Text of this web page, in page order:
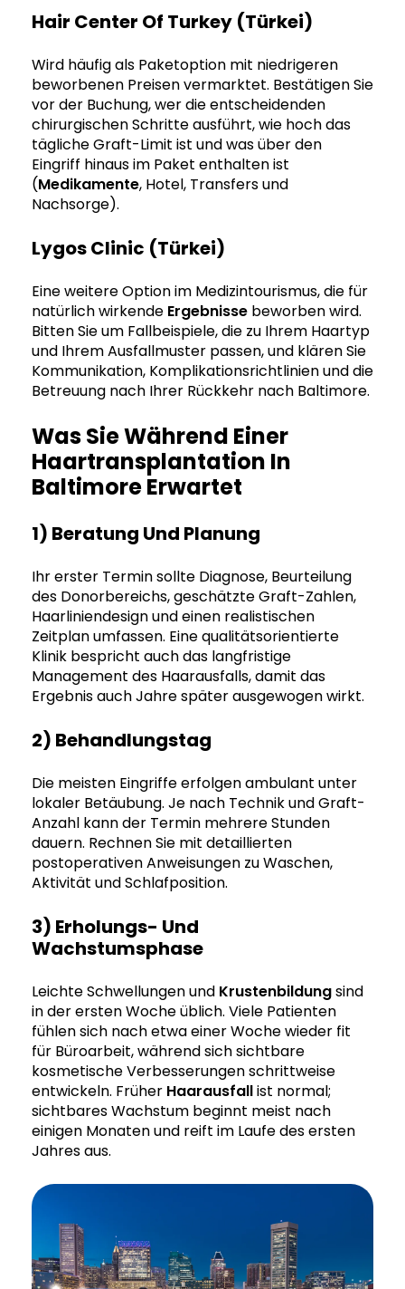
Hair Center Of Turkey (Türkei)
Wird häufig als Paketoption mit niedrigeren
beworbenen Preisen vermarktet. Bestätigen Sie
vor der Buchung, wer die entscheidenden
chirurgischen Schritte ausführt, wie hoch das
tägliche Graft-Limit ist und was über den
Eingriff hinaus im Paket enthalten ist
(Medikamente, Hotel, Transfers und
Nachsorge).
Lygos Clinic (Türkei)
Eine weitere Option im Medizintourismus, die für
natürlich wirkende Ergebnisse beworben wird.
Bitten Sie um Fallbeispiele, die zu Ihrem Haartyp
und Ihrem Ausfallmuster passen, und klären Sie
Kommunikation, Komplikationsrichtlinien und die
Betreuung nach Ihrer Rückkehr nach Baltimore.
Was Sie Während Einer
Haartransplantation In
Baltimore Erwartet
1) Beratung Und Planung
Ihr erster Termin sollte Diagnose, Beurteilung
des Donorbereichs, geschätzte Graft-Zahlen,
Haarliniendesign und einen realistischen
Zeitplan umfassen. Eine qualitätsorientierte
Klinik bespricht auch das langfristige
Management des Haarausfalls, damit das
Ergebnis auch Jahre später ausgewogen wirkt.
2) Behandlungstag
Die meisten Eingriffe erfolgen ambulant unter
lokaler Betäubung. Je nach Technik und Graft-
Anzahl kann der Termin mehrere Stunden
dauern. Rechnen Sie mit detaillierten
postoperativen Anweisungen zu Waschen,
Aktivität und Schlafposition.
3) Erholungs- Und
Wachstumsphase
Leichte Schwellungen und Krustenbildungsind
in der ersten Woche üblich. Viele Patienten
fühlen sich nach etwa einer Woche wieder fit
für Büroarbeit, während sich sichtbare
kosmetische Verbesserungen schrittweise
entwickeln. Früher Haarausfallist normal;
sichtbares Wachstum beginnt meist nach
einigen Monaten und reift im Laufe des ersten
Jahres aus.